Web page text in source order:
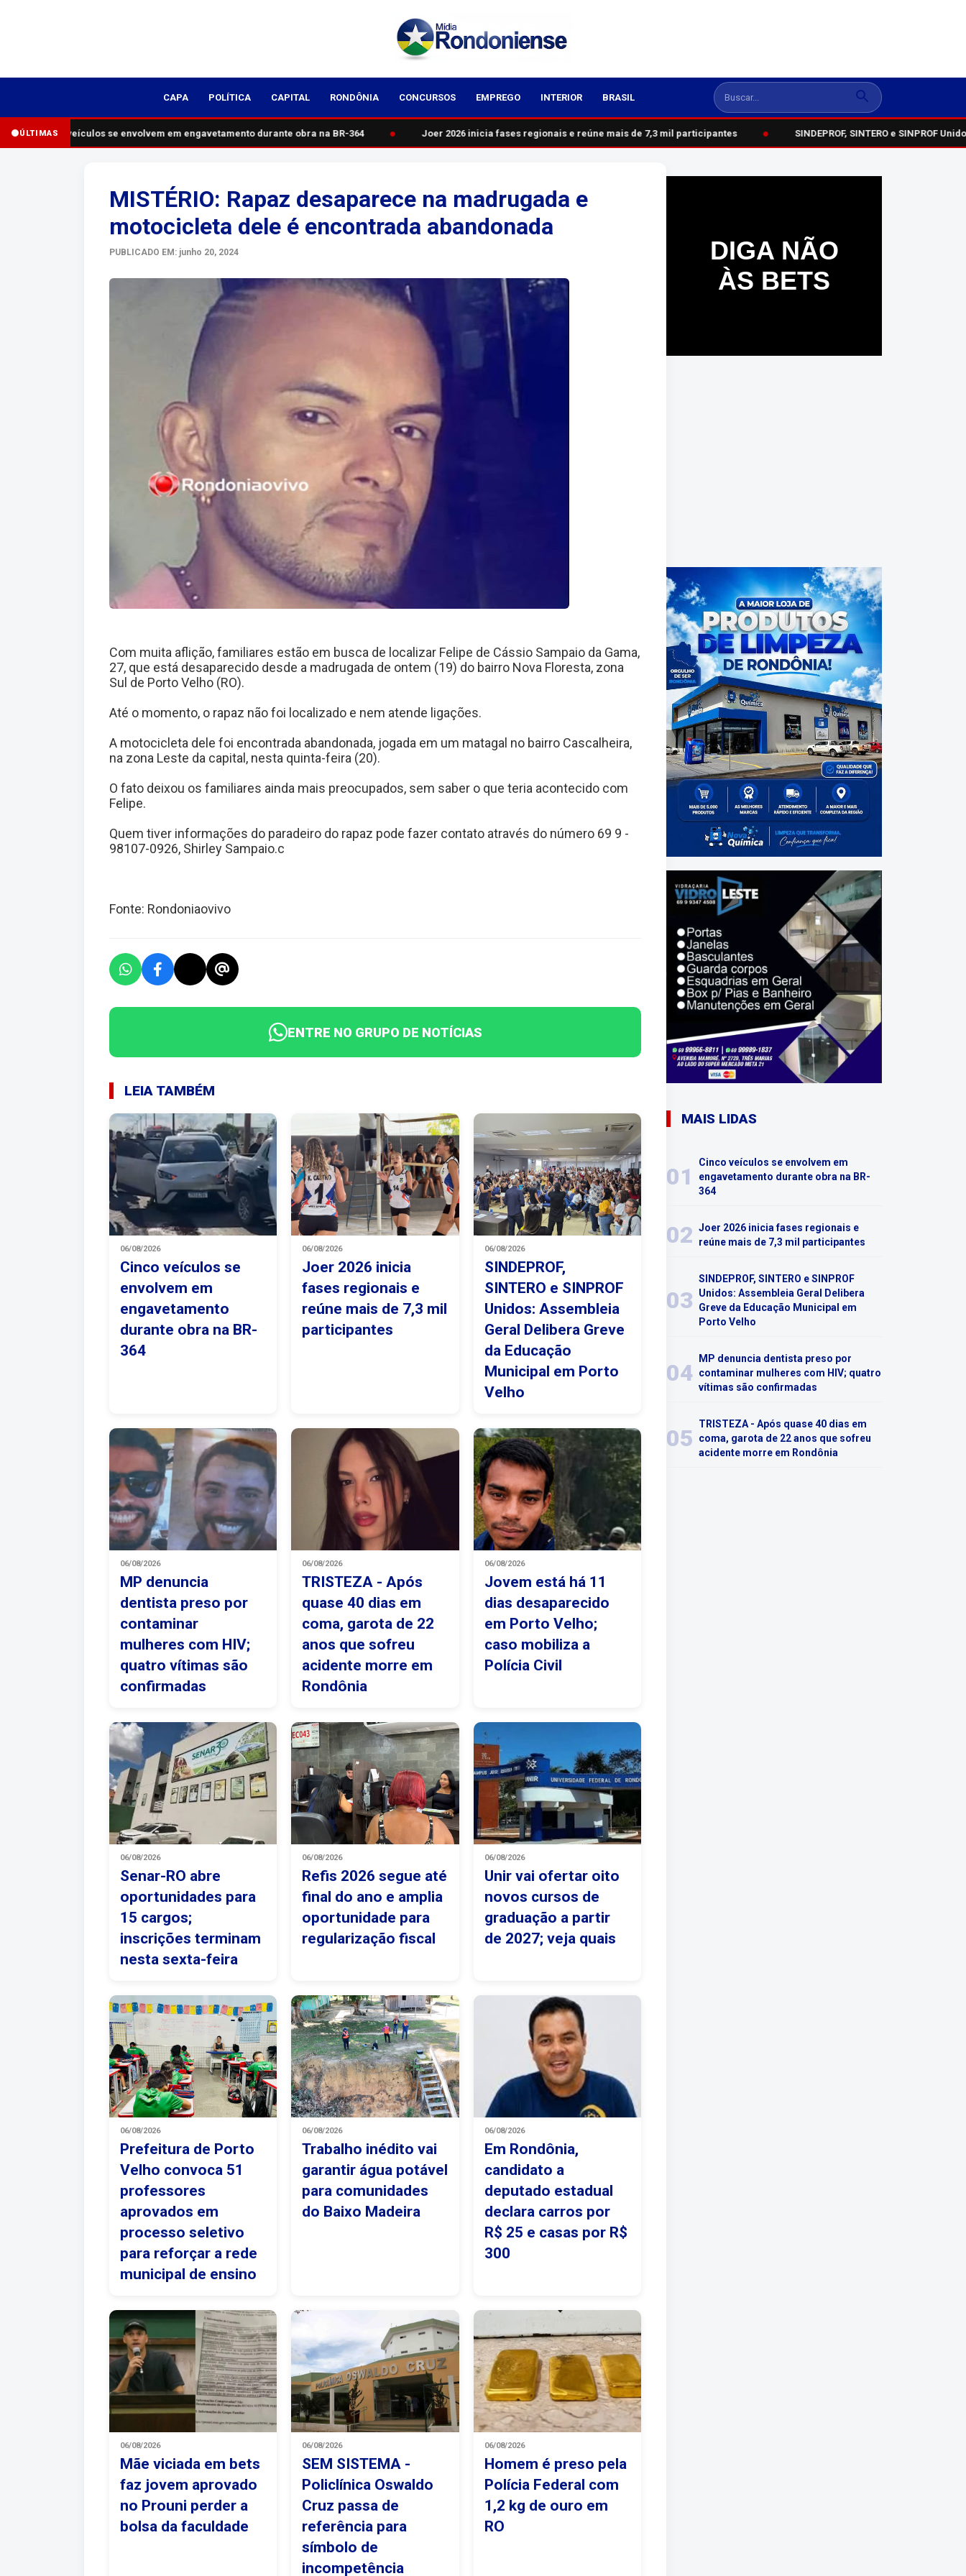
CAPA POLÍTICA CAPITAL RONDÔNIA CONCURSOS EMPREGO INTERIOR BRASIL
ÚLTIMAS
Cinco veículos se envolvem em engavetamento durante obra na BR-364 Joer 2026 inicia fases regionais e reúne mais de 7,3 mil participantes SINDEPROF, SINTERO e SINPROF
MISTÉRIO: Rapaz desaparece na madrugada e
motocicleta dele é encontrada abandonada
PUBLICADO EM: junho 20, 2024
Com muita aflição, familiares estão em busca de localizar Felipe de Cássio Sampaio da Gama,
27, que está desaparecido desde a madrugada de ontem (19) do bairro Nova Floresta, zona
Sul de Porto Velho (RO).
Até o momento, o rapaz não foi localizado e nem atende ligações.
A motocicleta dele foi encontrada abandonada, jogada em um matagal no bairro Cascalheira,
na zona Leste da capital, nesta quinta-feira (20).
O fato deixou os familiares ainda mais preocupados, sem saber o que teria acontecido com
Felipe.
Quem tiver informações do paradeiro do rapaz pode fazer contato através do número 69 9 -
98107-0926, Shirley Sampaio.c
Fonte: Rondoniaovivo
ENTRE NO GRUPO DE NOTÍCIAS
LEIA TAMBÉM
06/08/2026
Cinco veículos se
envolvem em
engavetamento
durante obra na BR-
364
06/08/2026
Joer 2026 inicia
fases regionais e
reúne mais de 7,3 mil
participantes
06/08/2026
SINDEPROF,
SINTERO e SINPROF
Unidos: Assembleia
Geral Delibera Greve
da Educação
Municipal em Porto
Velho
06/08/2026
MP denuncia
dentista preso por
contaminar
mulheres com HIV;
quatro vítimas são
confirmadas
06/08/2026
TRISTEZA - Após
quase 40 dias em
coma, garota de 22
anos que sofreu
acidente morre em
Rondônia
06/08/2026
Jovem está há 11
dias desaparecido
em Porto Velho;
caso mobiliza a
Polícia Civil
06/08/2026
Senar-RO abre
oportunidades para
15 cargos;
inscrições terminam
nesta sexta-feira
06/08/2026
Refis 2026 segue até
final do ano e amplia
oportunidade para
regularização fiscal
06/08/2026
Unir vai ofertar oito
novos cursos de
graduação a partir
de 2027; veja quais
06/08/2026
Prefeitura de Porto
Velho convoca 51
professores
aprovados em
processo seletivo
para reforçar a rede
municipal de ensino
06/08/2026
Trabalho inédito vai
garantir água potável
para comunidades
do Baixo Madeira
06/08/2026
Em Rondônia,
candidato a
deputado estadual
declara carros por
R$ 25 e casas por R$
300
06/08/2026
Mãe viciada em bets
faz jovem aprovado
no Prouni perder a
bolsa da faculdade
06/08/2026
SEM SISTEMA -
Policlínica Oswaldo
Cruz passa de
referência para
símbolo de
incompetência
06/08/2026
Homem é preso pela
Polícia Federal com
1,2 kg de ouro em
RO
DIGA NÃO
ÀS BETS
MAIS LIDAS
01
Cinco veículos se envolvem em
engavetamento durante obra na BR-
364
02 Joer 2026 inicia fases regionais e
reúne mais de 7,3 mil participantes
03
SINDEPROF, SINTERO e SINPROF
Unidos: Assembleia Geral Delibera
Greve da Educação Municipal em
Porto Velho
04
MP denuncia dentista preso por
contaminar mulheres com HIV; quatro
vítimas são confirmadas
05
TRISTEZA - Após quase 40 dias em
coma, garota de 22 anos que sofreu
acidente morre em Rondônia